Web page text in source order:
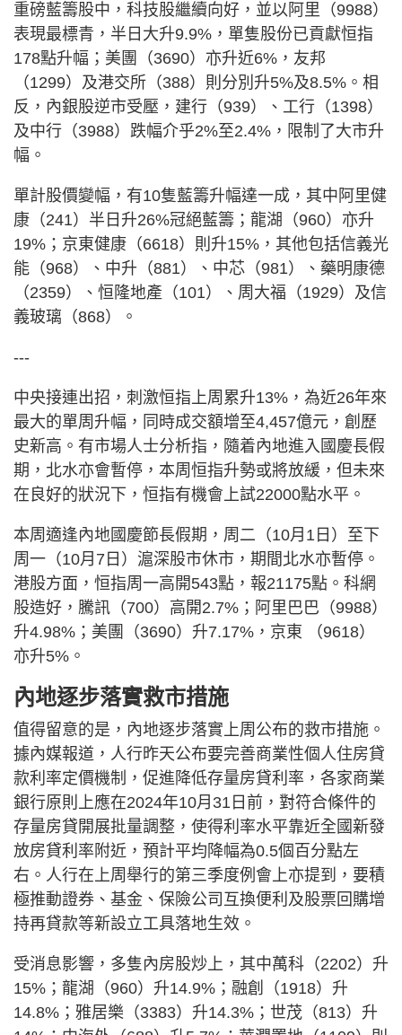
重磅藍籌股中，科技股繼續向好，並以阿里（9988）
表現最標青，半日大升9.9%，單隻股份已貢獻恒指
178點升幅；美團（3690）亦升近6%，友邦
（1299）及港交所（388）則分別升5%及8.5%。相
反，內銀股逆市受壓，建行（939）、工行（1398）
及中行（3988）跌幅介乎2%至2.4%，限制了大市升
幅。
單計股價變幅，有10隻藍籌升幅達一成，其中阿里健
康（241）半日升26%冠絕藍籌；龍湖（960）亦升
19%；京東健康（6618）則升15%，其他包括信義光
能（968）、中升（881）、中芯（981）、藥明康德
（2359）、恒隆地產（101）、周大福（1929）及信
義玻璃（868）。
---
中央接連出招，刺激恒指上周累升13%，為近26年來
最大的單周升幅，同時成交額增至4,457億元，創歷
史新高。有市場人士分析指，隨着內地進入國慶長假
期，北水亦會暫停，本周恒指升勢或將放緩，但未來
在良好的狀況下，恒指有機會上試22000點水平。
本周適逢內地國慶節長假期，周二（10月1日）至下
周一（10月7日）滬深股市休市，期間北水亦暫停。
港股方面，恒指周一高開543點，報21175點。科網
股造好，騰訊（700）高開2.7%；阿里巴巴（9988）
升4.98%；美團（3690）升7.17%，京東 （9618）
亦升5%。
內地逐步落實救市措施
值得留意的是，內地逐步落實上周公布的救市措施。
據內媒報道，人行昨天公布要完善商業性個人住房貸
款利率定價機制，促進降低存量房貸利率，各家商業
銀行原則上應在2024年10月31日前，對符合條件的
存量房貸開展批量調整，使得利率水平靠近全國新發
放房貸利率附近，預計平均降幅為0.5個百分點左
右。人行在上周舉行的第三季度例會上亦提到，要積
極推動證券、基金、保險公司互換便利及股票回購增
持再貸款等新設立工具落地生效。
受消息影響，多隻內房股炒上，其中萬科（2202）升
15%；龍湖（960）升14.9%；融創（1918）升
14.8%；雅居樂（3383）升14.3%；世茂（813）升